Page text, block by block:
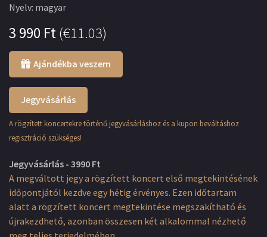
Nyelv: magyar
3 990 Ft(€11.03)
Ajándékba veszem
Jegyvásárlás
A rögzített koncertekre történő jegyvásárláshoz és a kupon beváltáshoz
regisztráció szükséges!
Jegyvásárlás - 3990 Ft
A megváltott jegy a rögzített koncert első megtekintésének
időpontjától kezdve egy hétig érvényes. Ezen időtartam
alatt a rögzített koncert megtekintése megszakítható és
újrakezdhető, azonban összesen két alkalommal nézhető